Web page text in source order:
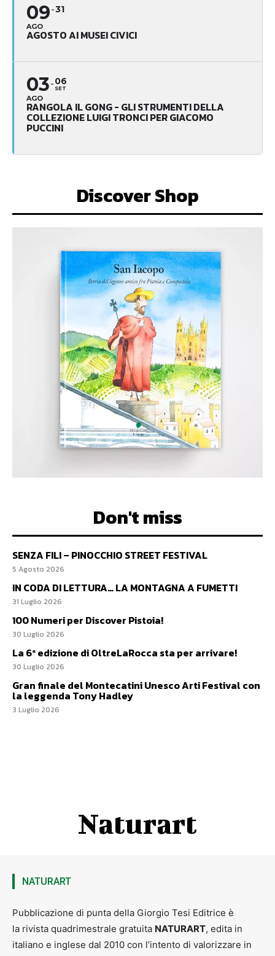
09
AGO
31
AGOSTO AI MUSEI CIVICI
03
AGO
06
SET
RANGOLA IL GONG - GLI STRUMENTI DELLA
COLLEZIONE LUIGI TRONCI PER GIACOMO
PUCCINI
Discover Shop
Don't miss
SENZA FILI – PINOCCHIO STREET FESTIVAL
5 Agosto 2026
IN CODA DI LETTURA… LA MONTAGNA A FUMETTI
31 Luglio 2026
100 Numeri per Discover Pistoia!
30 Luglio 2026
La 6ª edizione di OltreLaRocca sta per arrivare!
30 Luglio 2026
Gran finale del Montecatini Unesco Arti Festival con
la leggenda Tony Hadley
3 Luglio 2026
Naturart
NATURART
Pubblicazione di punta della Giorgio Tesi Editrice è
la rivista quadrimestrale gratuita NATURART, edita in
italiano e inglese dal 2010 con l’intento di valorizzare in